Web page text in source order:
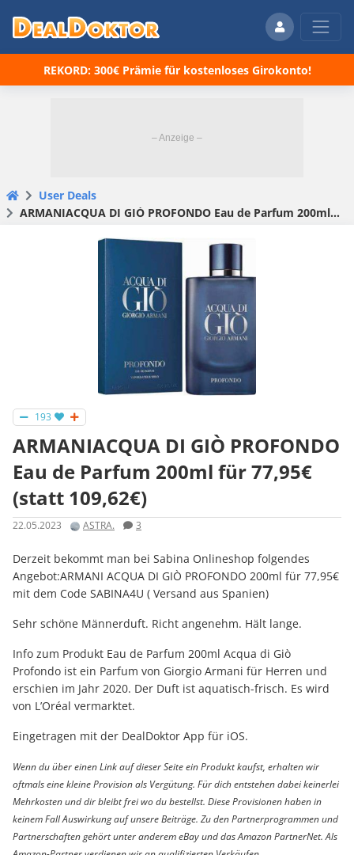
REKORD: 300€ Prämie für kostenloses Girokonto!
User Deals
ARMANIACQUA DI GIÒ PROFONDO Eau de Parfum 200ml für 77,95€ (statt 109,62€)
193
ARMANIACQUA DI GIÒ PROFONDO
Eau de Parfum 200ml für 77,95€
(statt 109,62€)
22.05.2023 ASTRA. 3
Derzeit bekommt man bei Sabina Onlineshop folgendes
Angebot:ARMANI ACQUA DI GIÒ PROFONDO 200ml für 77,95€
mit dem Code SABINA4U ( Versand aus Spanien)
Sehr schöne Männerduft. Richt angenehm. Hält lange.
Info zum Produkt Eau de Parfum 200ml Acqua di Giò
Profondo ist ein Parfum von Giorgio Armani für Herren und
erschien im Jahr 2020. Der Duft ist aquatisch-frisch. Es wird
von L’Oréal vermarktet.
Eingetragen mit der DealDoktor App für iOS.
Wenn du über einen Link auf dieser Seite ein Produkt kaufst, erhalten wir
oftmals eine kleine Provision als Vergütung. Für dich entstehen dabei keinerlei
Mehrkosten und dir bleibt frei wo du bestellst. Diese Provisionen haben in
keinem Fall Auswirkung auf unsere Beiträge. Zu den Partnerprogrammen und
Partnerschaften gehört unter anderem eBay und das Amazon PartnerNet. Als